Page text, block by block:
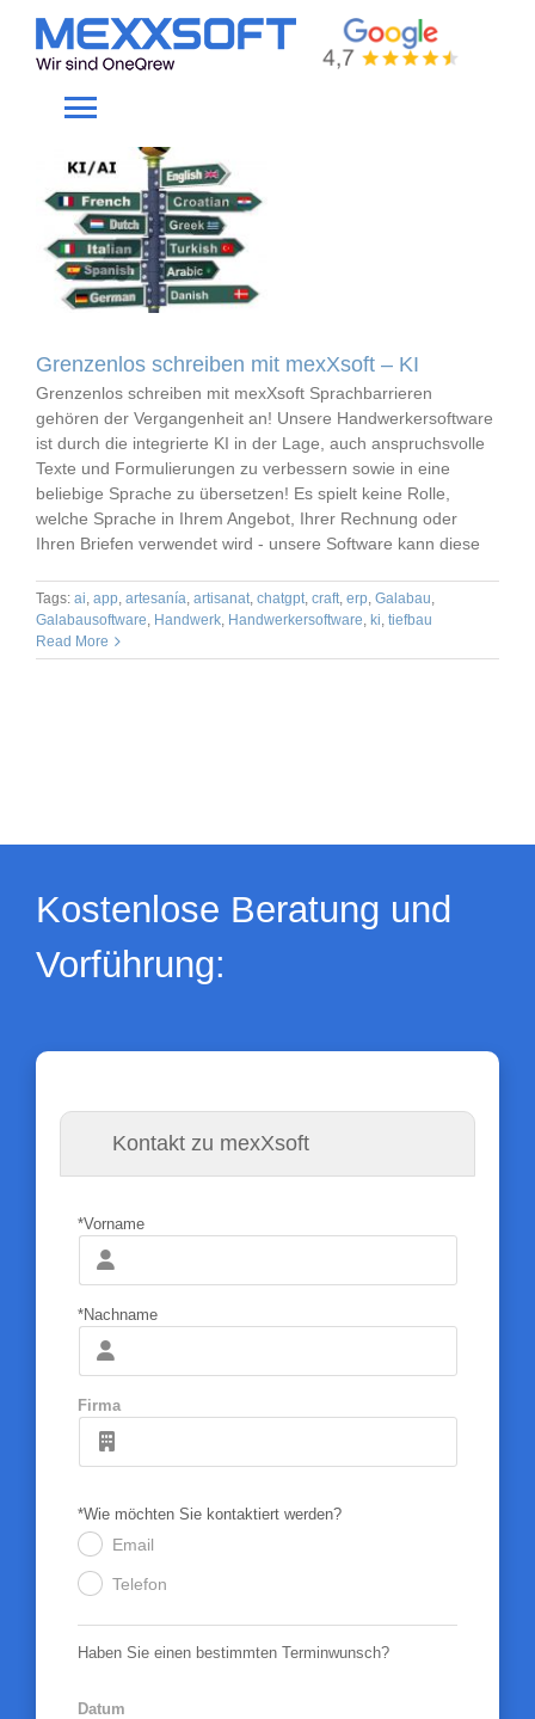
content
Toggle
Navigation
Home
Gewerke
Unternehmen
Service
artesanía
Grenzenlos schreiben mit mexXsoft – KI
Grenzenlos schreiben mit mexXsoft Sprachbarrieren
gehören der Vergangenheit an! Unsere Handwerkersoftware
ist durch die integrierte KI in der Lage, auch anspruchsvolle
Texte und Formulierungen zu verbessern sowie in eine
beliebige Sprache zu übersetzen! Es spielt keine Rolle,
welche Sprache in Ihrem Angebot, Ihrer Rechnung oder
Ihren Briefen verwendet wird - unsere Software kann diese
Tags: ai app artesanía artisanat chatgpt craft erp Galabau
Galabausoftware Handwerk Handwerkersoftware ki tiefbau
Read More
Kostenlose Beratung und
Vorführung:
Kontakt zu mexXsoft
*Vorname
*Nachname
Firma
*Wie möchten Sie kontaktiert werden?
Email
Telefon
Haben Sie einen bestimmten Terminwunsch?
Datum